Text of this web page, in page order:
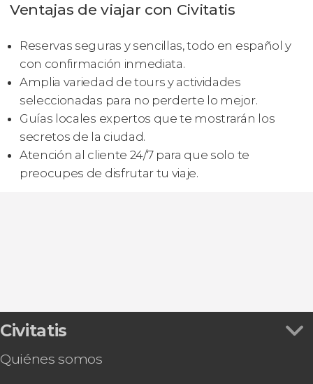
Ventajas de viajar con Civitatis
Reservas seguras y sencillas, todo en español y
con confirmación inmediata.
Amplia variedad de tours y actividades
seleccionadas para no perderte lo mejor.
Guías locales expertos que te mostrarán los
secretos de la ciudad.
Atención al cliente 24/7 para que solo te
preocupes de disfrutar tu viaje.
Civitatis
Quiénes somos